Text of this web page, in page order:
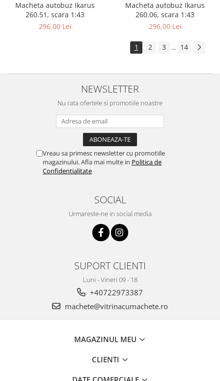
Macheta autobuz Ikarus
260.51, scara 1:43
296,00 Lei
Macheta autobuz Ikarus
260.06, scara 1:43
296,00 Lei
1 2 3 ... 14
NEWSLETTER
Nu rata ofertele si promotiile noastre
Vreau sa primesc newsletter cu promotiile
magazinului. Afla mai multe in Politica de
Confidentialitate
SOCIAL
Urmareste-ne in social media
SUPORT CLIENTI
Luni - Vineri 09 - 18
+40722973387
machete@vitrinacumachete.ro
MAGAZINUL MEU
CLIENTI